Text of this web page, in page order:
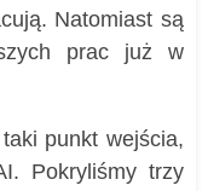
Natomiast są
prac już w
punkt wejścia,
Pokryliśmy trzy